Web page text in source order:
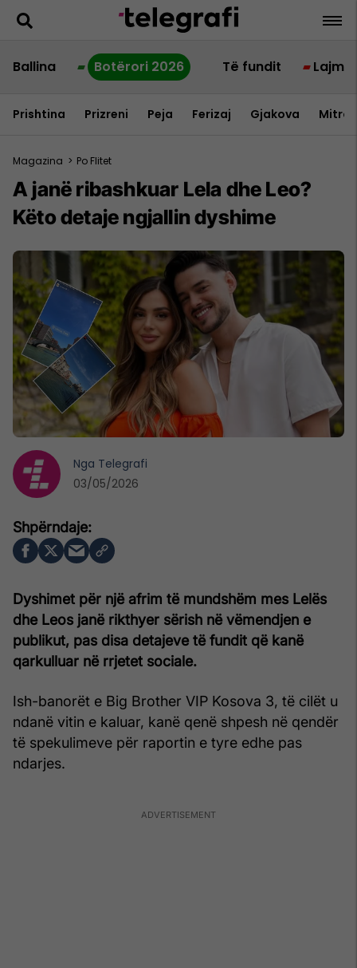
Ballina Botërori 2026 Të fundit Lajme
Prishtina Prizreni Peja Ferizaj Gjakova
Magazina > Po Flitet
A janë ribashkuar Lela dhe Leo?
Këto detaje ngjallin dyshime
Dyshimet për një afrim të mundshëm mes Lelës
dhe Leos janë rikthyer sërish në vëmendjen e
publikut, pas disa detajeve të fundit që kanë
qarkulluar në rrjetet sociale.
Ish-banorët e Big Brother VIP Kosova 3, të cilët u
ndanë vitin e kaluar, kanë qenë shpesh në qendër
të spekulimeve për raportin e tyre edhe pas
ndarjes.
Nga Telegrafi
03/05/2026